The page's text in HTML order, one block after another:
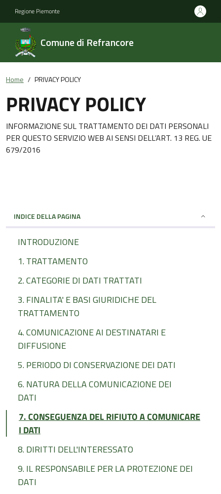
Regione Piemonte
Comune di Refrancore
Home PRIVACY POLICY
PRIVACY POLICY
INFORMAZIONE SUL TRATTAMENTO DEI DATI PERSONALI
PER QUESTO SERVIZIO WEB AI SENSI DELL’ART. 13 REG. UE
679/2016
INDICE DELLA PAGINA
INTRODUZIONE
1. TRATTAMENTO
2. CATEGORIE DI DATI TRATTATI
3. FINALITA' E BASI GIURIDICHE DEL
TRATTAMENTO
4. COMUNICAZIONE AI DESTINATARI E
DIFFUSIONE
5. PERIODO DI CONSERVAZIONE DEI DATI
6. NATURA DELLA COMUNICAZIONE DEI
DATI
7. CONSEGUENZA DEL RIFIUTO A COMUNICARE
I DATI
8. DIRITTI DELL'INTERESSATO
9. IL RESPONSABILE PER LA PROTEZIONE DEI
DATI